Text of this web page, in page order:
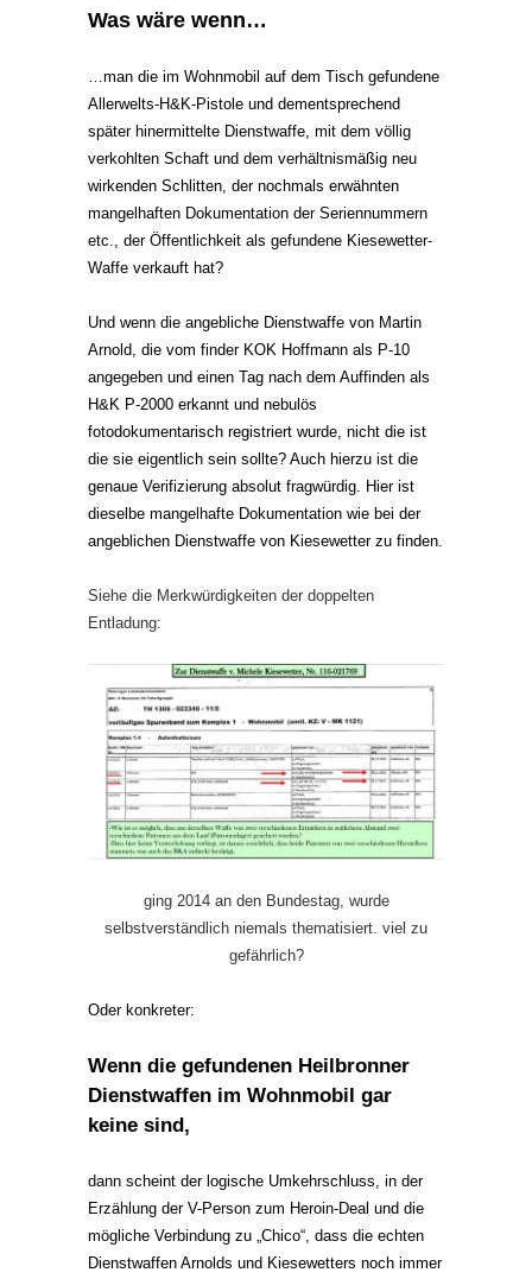
Was wäre wenn…
…man die im Wohnmobil auf dem Tisch gefundene
Allerwelts-H&K-Pistole und dementsprechend
später hinermittelte Dienstwaffe, mit dem völlig
verkohlten Schaft und dem verhältnismäßig neu
wirkenden Schlitten, der nochmals erwähnten
mangelhaften Dokumentation der Seriennummern
etc., der Öffentlichkeit als gefundene Kiesewetter-
Waffe verkauft hat?
Und wenn die angebliche Dienstwaffe von Martin
Arnold, die vom finder KOK Hoffmann als P-10
angegeben und einen Tag nach dem Auffinden als
H&K P-2000 erkannt und nebulös
fotodokumentarisch registriert wurde, nicht die ist
die sie eigentlich sein sollte? Auch hierzu ist die
genaue Verifizierung absolut fragwürdig. Hier ist
dieselbe mangelhafte Dokumentation wie bei der
angeblichen Dienstwaffe von Kiesewetter zu finden.
Siehe die Merkwürdigkeiten der doppelten
Entladung:
ging 2014 an den Bundestag, wurde
selbstverständlich niemals thematisiert. viel zu
gefährlich?
Oder konkreter:
Wenn die gefundenen Heilbronner
Dienstwaffen im Wohnmobil gar
keine sind,
dann scheint der logische Umkehrschluss, in der
Erzählung der V-Person zum Heroin-Deal und die
mögliche Verbindung zu „Chico“, dass die echten
Dienstwaffen Arnolds und Kiesewetters noch immer